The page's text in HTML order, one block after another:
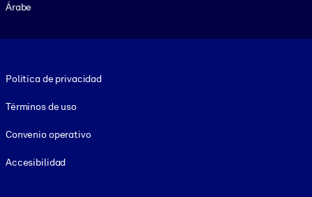
Árabe
Política de privacidad
Términos de uso
Convenio operativo
Accesibilidad